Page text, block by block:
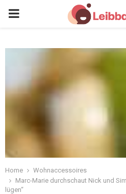
Home
Wohnaccessoires
Marc-Marie durchschaut Nick und
lügen“